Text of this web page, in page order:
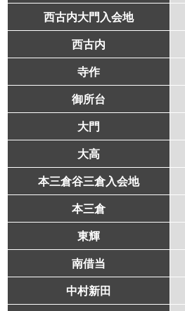
西古内大門入会地
西古内
寺作
御所台
大門
大高
本三倉谷三倉入会地
本三倉
東輝
南借当
中村新田